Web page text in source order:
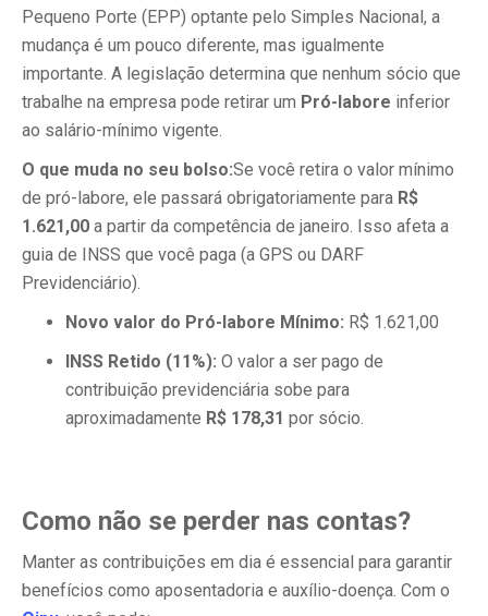
Pequeno Porte (EPP) optante pelo Simples Nacional, a
mudança é um pouco diferente, mas igualmente
importante. A legislação determina que nenhum sócio que
trabalhe na empresa pode retirar um Pró-labore inferior
ao salário-mínimo vigente.
O que muda no seu bolso:Se você retira o valor mínimo
de pró-labore, ele passará obrigatoriamente para R$
1.621,00 a partir da competência de janeiro. Isso afeta a
guia de INSS que você paga (a GPS ou DARF
Previdenciário).
Novo valor do Pró-labore Mínimo: R$ 1.621,00
INSS Retido (11%): O valor a ser pago de
contribuição previdenciária sobe para
aproximadamente R$ 178,31 por sócio.
Como não se perder nas contas?
Manter as contribuições em dia é essencial para garantir
benefícios como aposentadoria e auxílio-doença. Com o